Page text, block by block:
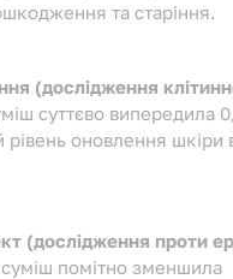
та старіння.
(дослідження
суттєво випередила
оновлення шкіри
(дослідження проти
помітно зменшила